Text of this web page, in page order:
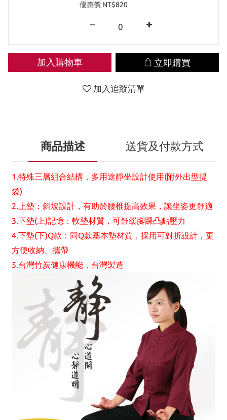
優惠價 NT$820
加入購物車 立即購買
加入追蹤清單
商品描述 送貨及付款方式
1.特殊三層組合結構，多用途靜坐設計使用(附外出型提
袋)
2.上墊：斜坡設計，有助於腰椎提高效果，讓坐姿更舒適
3.下墊(上)記憶：軟墊材質，可舒緩腳踝凸點壓力
4.下墊(下)Q款：同Q款基本墊材質，採用可對折設計，更
方便收納、攜帶
5.台灣竹炭健康機能，台灣製造